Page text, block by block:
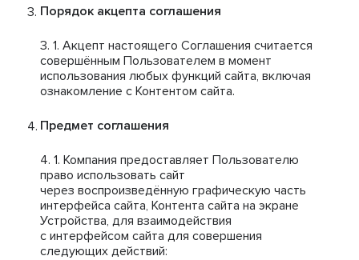
Порядок акцепта соглашения
Акцепт настоящего Соглашения считается
совершённым Пользователем в момент
использования любых функций сайта, включая
ознакомление с Контентом сайта.
Предмет соглашения
Компания предоставляет Пользователю
право использовать сайт
через воспроизведённую графическую часть
интерфейса сайта, Контента сайта на экране
Устройства, для взаимодействия
с интерфейсом сайта для совершения
следующих действий: